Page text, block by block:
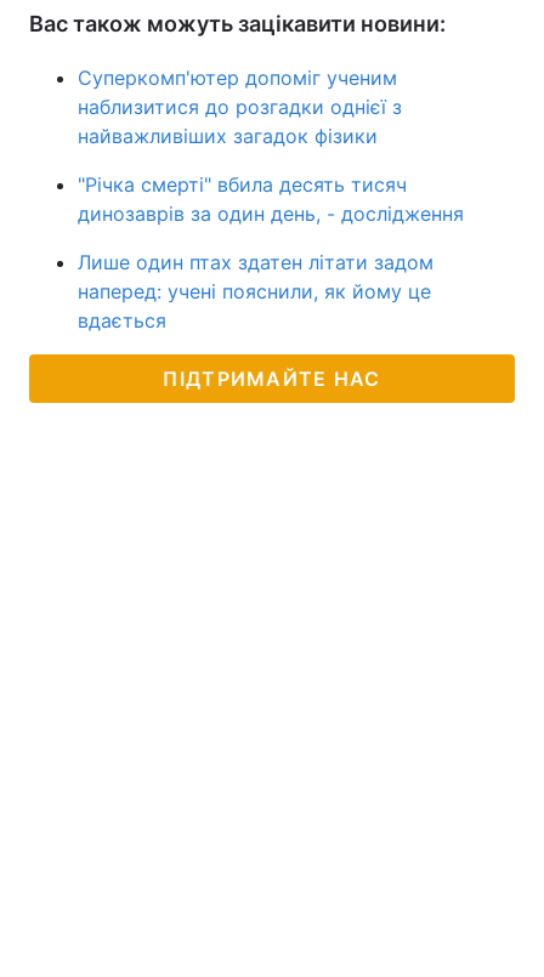
Вас також можуть зацікавити новини:
Суперкомп'ютер допоміг ученим
наблизитися до розгадки однієї з
найважливіших загадок фізики
"Річка смерті" вбила десять тисяч
динозаврів за один день, - дослідження
Лише один птах здатен літати задом
наперед: учені пояснили, як йому це
вдається
ПІДТРИМАЙТЕ НАС